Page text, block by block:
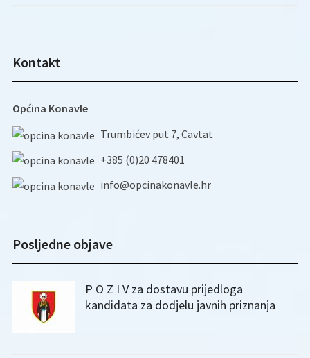
Kontakt
Općina Konavle
Trumbićev put 7, Cavtat
+385 (0)20 478401
info@opcinakonavle.hr
Posljedne objave
P O Z I V za dostavu prijedloga
kandidata za dodjelu javnih priznanja